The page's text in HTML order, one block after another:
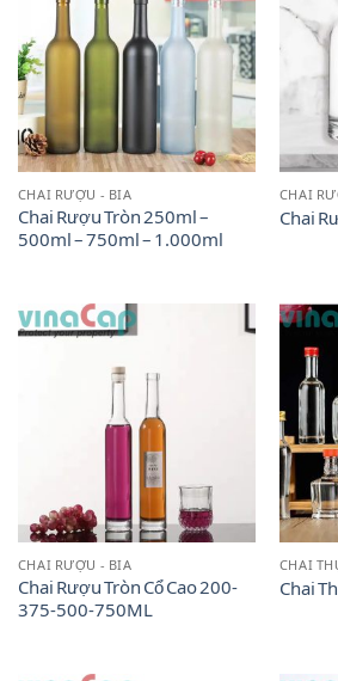
CHAI RƯỢU - BIA
Chai Rượu Tròn 250ml –
500ml – 750ml – 1.000ml
CHAI
Chai
CHAI RƯỢU - BIA
Chai Rượu Tròn Cổ Cao 200-
375-500-750ML
CHAI
Chai